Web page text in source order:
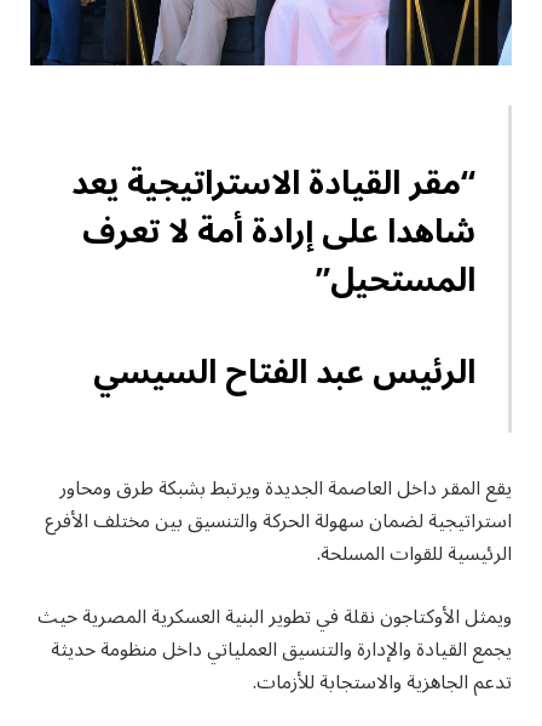
“مقر القيادة الاستراتيجية يعد
شاهدا على إرادة أمة لا تعرف
المستحيل”
الرئيس عبد الفتاح السيسي
يقع المقر داخل العاصمة الجديدة ويرتبط بشبكة طرق ومحاور
استراتيجية لضمان سهولة الحركة والتنسيق بين مختلف الأفرع
الرئيسية للقوات المسلحة.
ويمثل الأوكتاجون نقلة في تطوير البنية العسكرية المصرية حيث
يجمع القيادة والإدارة والتنسيق العملياتي داخل منظومة حديثة
تدعم الجاهزية والاستجابة للأزمات.